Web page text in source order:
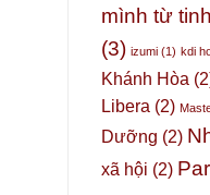
mình từ
(3) izumi (1) kdi
Khánh Hòa
Libera (2)
Dưỡng (2)
xã hội (2)